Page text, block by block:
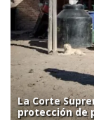
La Corte
protección de